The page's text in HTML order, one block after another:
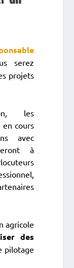
serez
projets
les
en cours
avec
à
agricole
des
pilotage